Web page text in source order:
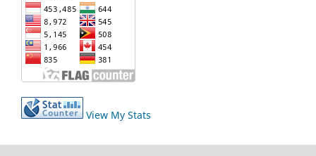
View My Stats